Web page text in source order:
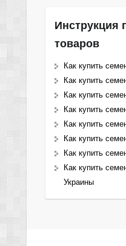
Инструкция
товаров
Как купить
Как купить
Как купить
Как купить
Как купить
Как купить
Как купить
Как купить
Украины